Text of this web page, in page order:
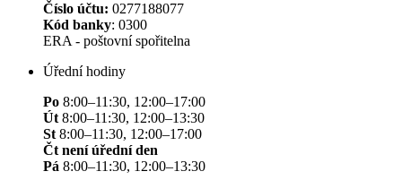
Číslo účtu: 0277188077
Kód banky: 0300
ERA - poštovní spořitelna
Úřední hodiny
Po 8:00–11:30, 12:00–17:00
Út 8:00–11:30, 12:00–13:30
St 8:00–11:30, 12:00–17:00
Čt není úřední den
Pá 8:00–11:30, 12:00–13:30